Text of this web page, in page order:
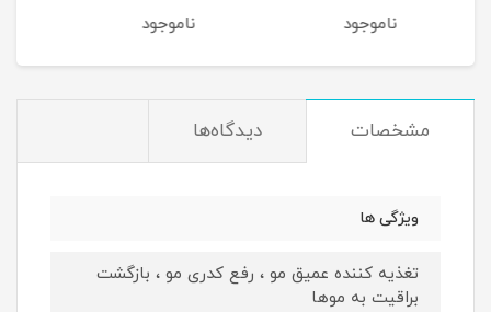
ناموجود ناموجود
مشخصات دیدگاه‌ها
ویژگی ها
تغذیه کننده عمیق مو ، رفع کدری مو ، بازگشت
براقیت به موها